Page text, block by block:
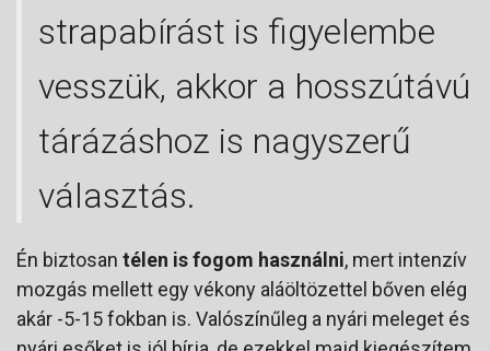
strapabírást is figyelembe
vesszük, akkor a hosszútávú
tárázáshoz is nagyszerű
választás.
Én biztosan télen is fogom használni, mert intenzív
mozgás mellett egy vékony aláöltözettel bőven elég
akár -5-15 fokban is. Valószínűleg a nyári meleget és